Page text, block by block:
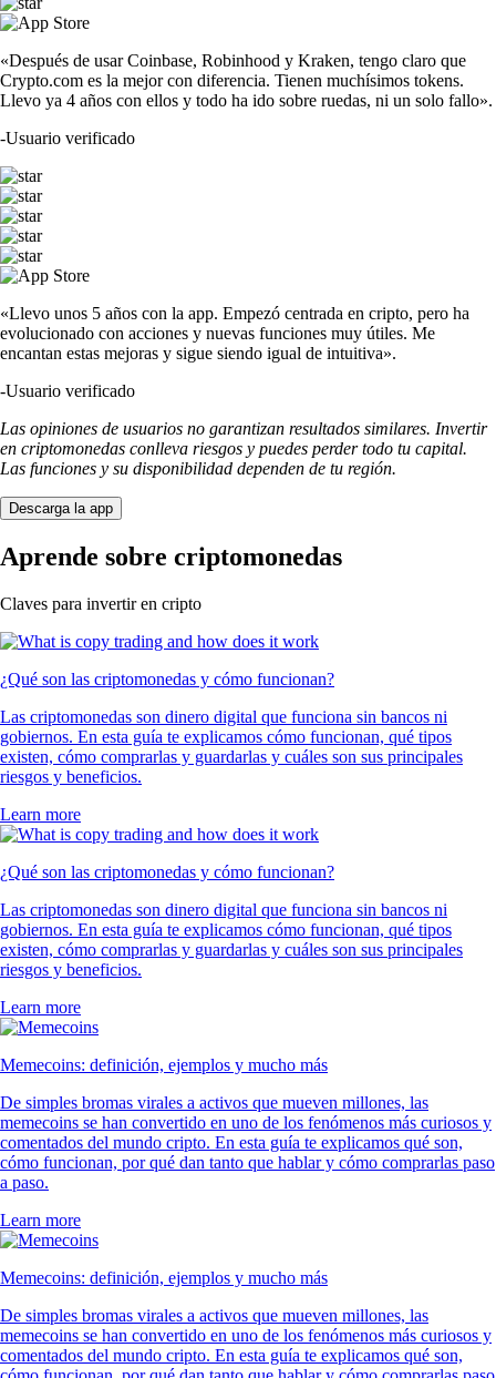
«Después de usar Coinbase, Robinhood y Kraken, tengo claro que
Crypto.com es la mejor con diferencia. Tienen muchísimos tokens.
Llevo ya 4 años con ellos y todo ha ido sobre ruedas, ni un solo fallo».
-Usuario verificado
«Llevo unos 5 años con la app. Empezó centrada en cripto, pero ha
evolucionado con acciones y nuevas funciones muy útiles. Me
encantan estas mejoras y sigue siendo igual de intuitiva».
-Usuario verificado
Las opiniones de usuarios no garantizan resultados similares. Invertir
en criptomonedas conlleva riesgos y puedes perder todo tu capital.
Las funciones y su disponibilidad dependen de tu región.
Descarga la app
Aprende sobre criptomonedas
Claves para invertir en cripto
¿Qué son las criptomonedas y cómo funcionan?
Las criptomonedas son dinero digital que funciona sin bancos ni
gobiernos. En esta guía te explicamos cómo funcionan, qué tipos
existen, cómo comprarlas y guardarlas y cuáles son sus principales
riesgos y beneficios.
Learn more
¿Qué son las criptomonedas y cómo funcionan?
Las criptomonedas son dinero digital que funciona sin bancos ni
gobiernos. En esta guía te explicamos cómo funcionan, qué tipos
existen, cómo comprarlas y guardarlas y cuáles son sus principales
riesgos y beneficios.
Learn more
Memecoins: definición, ejemplos y mucho más
De simples bromas virales a activos que mueven millones, las
memecoins se han convertido en uno de los fenómenos más curiosos y
comentados del mundo cripto. En esta guía te explicamos qué son,
cómo funcionan, por qué dan tanto que hablar y cómo comprarlas paso
a paso.
Learn more
Memecoins: definición, ejemplos y mucho más
De simples bromas virales a activos que mueven millones, las
memecoins se han convertido en uno de los fenómenos más curiosos y
comentados del mundo cripto. En esta guía te explicamos qué son,